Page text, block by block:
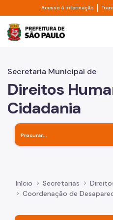
Pular para o Conteúdo
Acesso à informação
Prefeitura de
Secretaria Municipal de
Direitos
Cidadania
Início Secretarias
Coordenação de